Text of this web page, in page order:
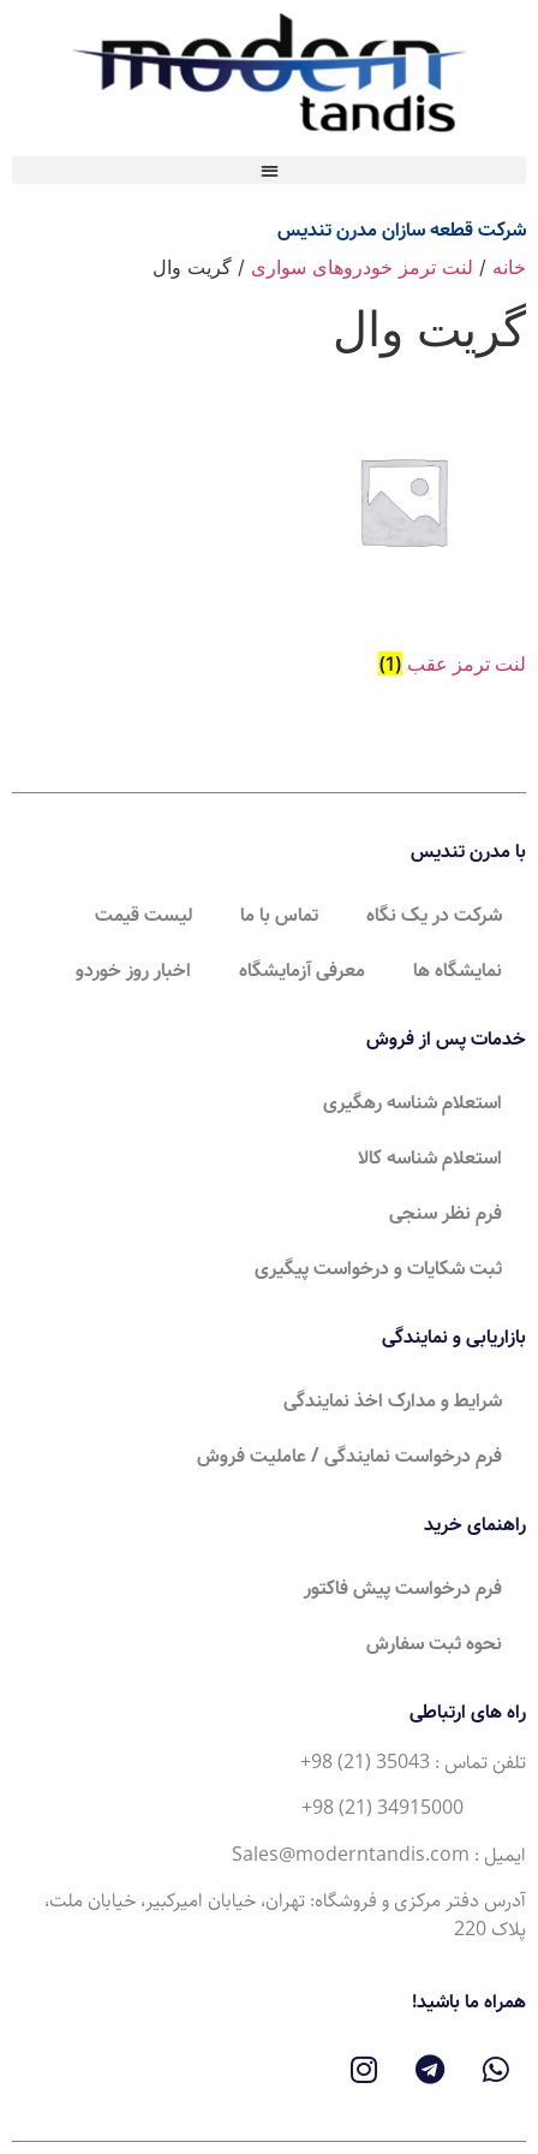
شرکت قطعه سازان مدرن تندیس
خانه / لنت ترمز خودروهای سواری / گریت وال
گریت وال
لنت ترمز عقب (1)
با مدرن تندیس
شرکت در یک نگاه تماس با ما
لیست قیمت
نمایشگاه ها
معرفی آزمایشگاه اخبار روز خوردو
خدمات پس از فروش
استعلام شناسه رهگیری
استعلام شناسه کالا
فرم نظر سنجی
ثبت شکایات و درخواست پیگیری
بازاریابی و نمایندگی
شرایط و مدارک اخذ نمایندگی
فرم درخواست نمایندگی / عاملیت فروش
راهنمای خرید
فرم درخواست پیش فاکتور
نحوه ثبت سفارش
راه های ارتباطی
تلفن تماس : 35043 (21) 98+
ایمیل : Sales@moderntandis.com
آدرس دفتر مرکزی و فروشگاه: تهران، خیابان امیرکبیر، خیابان ملت،
پلاک 220
همراه ما باشید!